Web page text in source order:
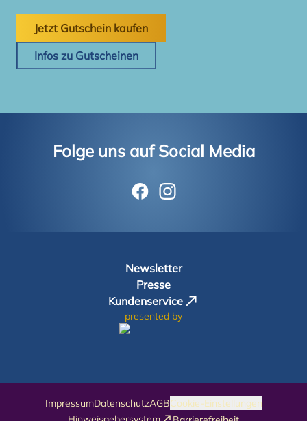
Jetzt Gutschein kaufen
Infos zu Gutscheinen
Folge uns auf Social Media
facebookInstagram
Newsletter
Presse
Kundenservice
presented by
ImpressumDatenschutzAGBCookie-Einstellungen